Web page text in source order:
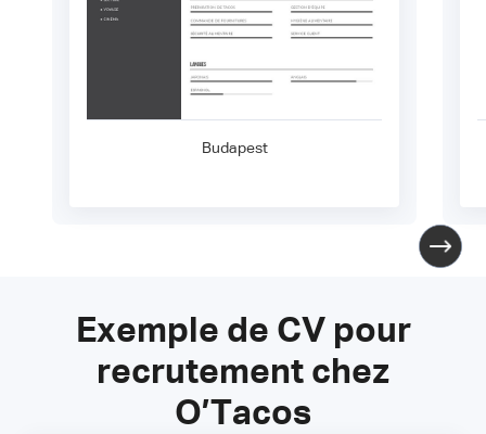
Budapest
Exemple de CV pour
recrutement chez
O’Tacos